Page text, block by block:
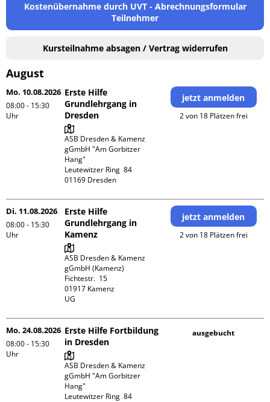
Kostenübernahme durch UVT - Abrechnungsformular
Teilnehmer
Kursteilnahme absagen / Vertrag widerrufen
August
Mo. 10.08.2026
08:00 - 15:30
Uhr
Erste Hilfe
Grundlehrgang in
Dresden
ASB Dresden & Kamenz
gGmbH "Am Gorbitzer
Hang"
Leutewitzer Ring  84
jetzt anmelden
2 von 18 Plätzen frei
Di. 11.08.2026
08:00 - 15:30
Uhr
Erste Hilfe
Grundlehrgang in
Kamenz
ASB Dresden & Kamenz
gGmbH (Kamenz)
Fichtestr.  15
01917 Kamenz
UG
jetzt anmelden
2 von 18 Plätzen frei
Mo. 24.08.2026
08:00 - 15:30
Uhr
Erste Hilfe Fortbildung
in Dresden
ASB Dresden & Kamenz
gGmbH "Am Gorbitzer
Hang"
Leutewitzer Ring  84
ausgebucht